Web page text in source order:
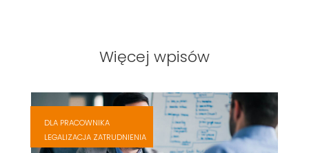
Więcej wpisów
DLA PRACOWNIKA
,
LEGALIZACJA ZATRUDNIENIA
,